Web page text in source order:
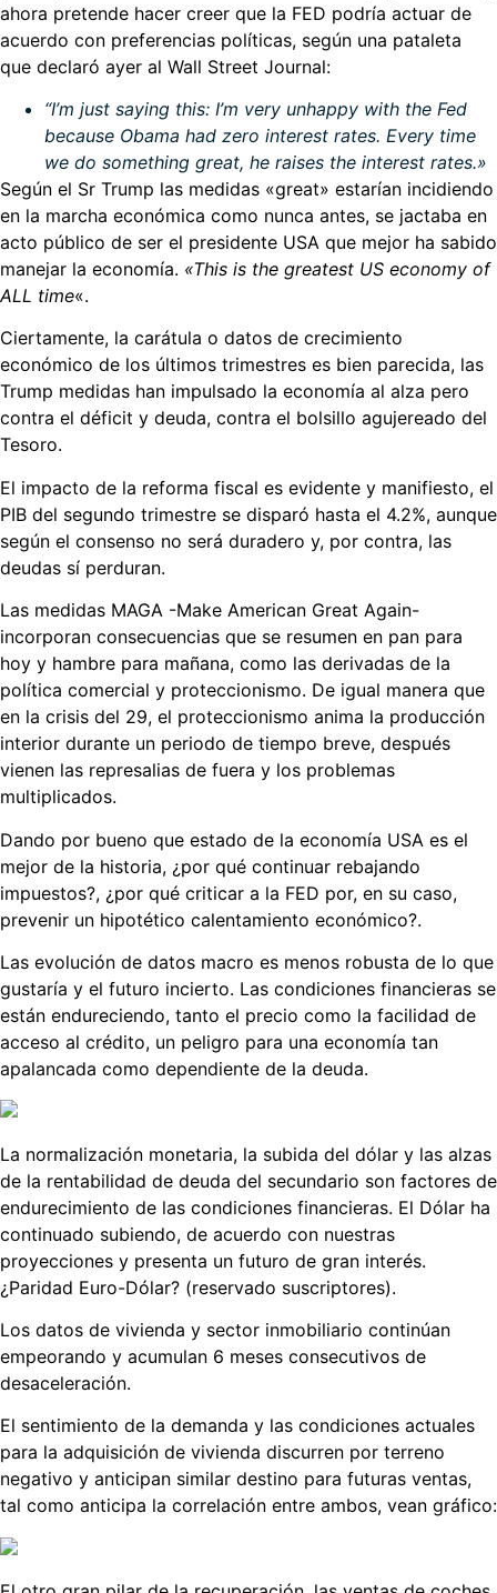
ahora pretende hacer creer que la FED podría actuar de
acuerdo con preferencias políticas, según una pataleta
que declaró ayer al Wall Street Journal:
“I’m just saying this: I’m very unhappy with the Fed
because Obama had zero interest rates. Every time
we do something great, he raises the interest rates.»
Según el Sr Trump las medidas «great» estarían incidiendo
en la marcha económica como nunca antes, se jactaba en
acto público de ser el presidente USA que mejor ha sabido
manejar la economía. «This is the greatest US economy of
ALL time«.
Ciertamente, la carátula o datos de crecimiento
económico de los últimos trimestres es bien parecida, las
Trump medidas han impulsado la economía al alza pero
contra el déficit y deuda, contra el bolsillo agujereado del
Tesoro.
El impacto de la reforma fiscal es evidente y manifiesto, el
PIB del segundo trimestre se disparó hasta el 4.2%, aunque
según el consenso no será duradero y, por contra, las
deudas sí perduran.
Las medidas MAGA -Make American Great Again-
incorporan consecuencias que se resumen en pan para
hoy y hambre para mañana, como las derivadas de la
política comercial y proteccionismo. De igual manera que
en la crisis del 29, el proteccionismo anima la producción
interior durante un periodo de tiempo breve, después
vienen las represalias de fuera y los problemas
multiplicados.
Dando por bueno que estado de la economía USA es el
mejor de la historia, ¿por qué continuar rebajando
impuestos?, ¿por qué criticar a la FED por, en su caso,
prevenir un hipotético calentamiento económico?.
Las evolución de datos macro es menos robusta de lo que
gustaría y el futuro incierto. Las condiciones financieras se
están endureciendo, tanto el precio como la facilidad de
acceso al crédito, un peligro para una economía tan
apalancada como dependiente de la deuda.
La normalización monetaria, la subida del dólar y las alzas
de la rentabilidad de deuda del secundario son factores de
endurecimiento de las condiciones financieras. El Dólar ha
continuado subiendo, de acuerdo con nuestras
proyecciones y presenta un futuro de gran interés.
¿Paridad Euro-Dólar? (reservado suscriptores).
Los datos de vivienda y sector inmobiliario continúan
empeorando y acumulan 6 meses consecutivos de
desaceleración.
El sentimiento de la demanda y las condiciones actuales
para la adquisición de vivienda discurren por terreno
negativo y anticipan similar destino para futuras ventas,
tal como anticipa la correlación entre ambos, vean gráfico: